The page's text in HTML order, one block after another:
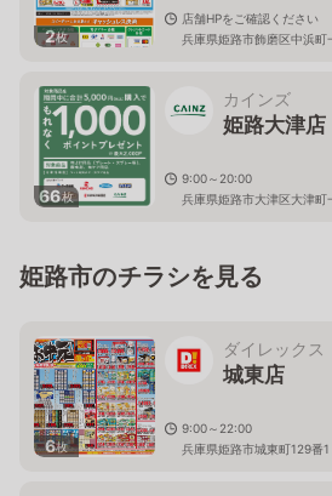
2枚
店舗HPをご確認ください
兵庫県姫路市飾磨区中浜町
66枚
カインズ
姫路大津店
9:00～20:00
兵庫県姫路市大津区大津町
姫路市のチラシを見る
6枚
ダイレックス
城東店
9:00～22:00
兵庫県姫路市城東町129番1